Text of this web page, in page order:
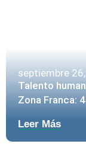
septiembre
Talento
Zona Franca:
Leer Más